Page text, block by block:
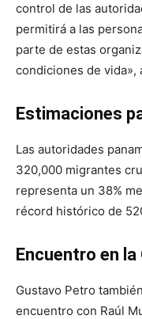
control de las
permitirá a las
parte de estas
condiciones de vida»,
Estimaciones
Las autoridades
320,000 migrantes
representa un 38%
récord histórico de
Encuentro en la
Gustavo Petro
encuentro con Raúl